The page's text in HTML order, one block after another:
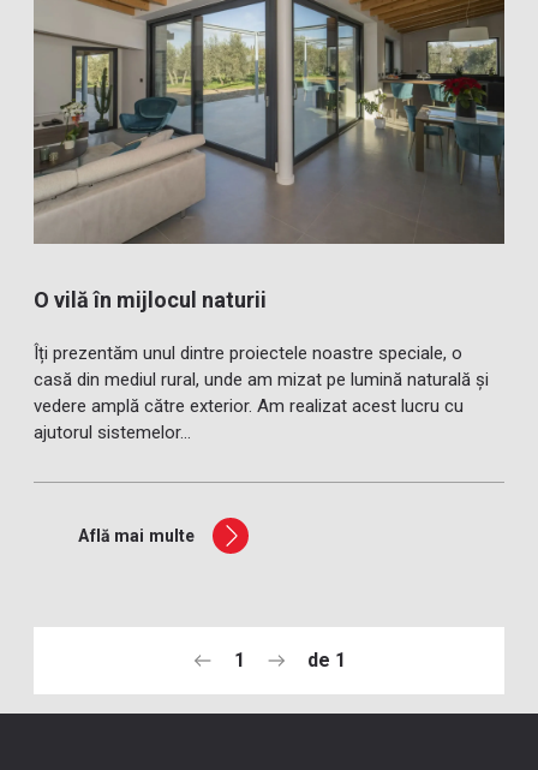
O vilă în mijlocul naturii
Îți prezentăm unul dintre proiectele noastre speciale, o
casă din mediul rural, unde am mizat pe lumină naturală și
vedere amplă către exterior. Am realizat acest lucru cu
ajutorul sistemelor...
Află mai multe
1 de 1